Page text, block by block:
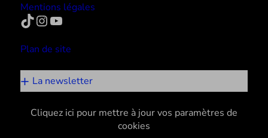
Mentions légales
TikTok InstagramYouTube
Plan de site
La newsletter
Cliquez ici pour mettre à jour vos paramètres de
cookies